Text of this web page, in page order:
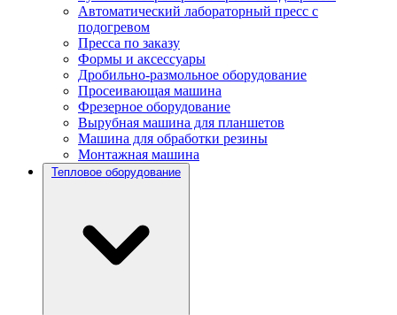
Автоматический лабораторный пресс с
подогревом
Пресса по заказу
Формы и аксессуары
Дробильно-размольное оборудование
Просеивающая машина
Фрезерное оборудование
Вырубная машина для планшетов
Машина для обработки резины
Монтажная машина
Тепловое оборудование